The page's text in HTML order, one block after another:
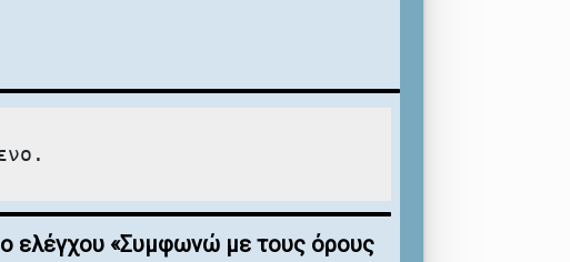
ελέγχου «Συμφωνώ με τους όρους